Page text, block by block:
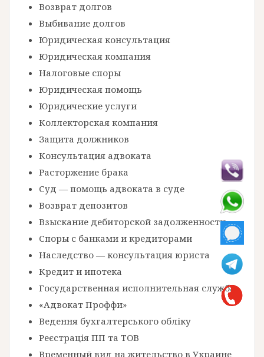
Возврат долгов
Выбивание долгов
Юридическая консультация
Юридическая компания
Налоговые споры
Юридическая помощь
Юридические услуги
Коллекторская компания
Защита должников
Консультация адвоката
Расторжение брака
Суд — помощь адвоката в суде
Возврат депозитов
Взыскание дебиторской задолженности
Споры с банками и кредиторами
Наследство — консультация юриста
Кредит и ипотека
Государственная исполнительная служба
«Адвокат Проффи»
Ведення бухгалтерського обліку
Реєстрація ПП та ТОВ
Временный вид на жительство в Украине